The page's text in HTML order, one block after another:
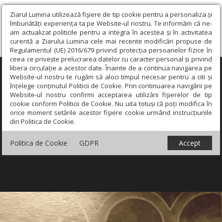
Ziarul Lumina utilizează fişiere de tip cookie pentru a personaliza și
îmbunătăți experiența ta pe Website-ul nostru. Te informăm că ne-
am actualizat politicile pentru a integra în acestea și în activitatea
curentă a Ziarului Lumina cele mai recente modificări propuse de
Regulamentul (UE) 2016/679 privind protecția persoanelor fizice în
ceea ce privește prelucrarea datelor cu caracter personal și privind
libera circulație a acestor date. Înainte de a continua navigarea pe
Website-ul nostru te rugăm să aloci timpul necesar pentru a citi și
înțelege conținutul Politicii de Cookie. Prin continuarea navigării pe
Website-ul nostru confirmi acceptarea utilizării fişierelor de tip
cookie conform Politicii de Cookie. Nu uita totuși că poți modifica în
orice moment setările acestor fişiere cookie urmând instrucțiunile
din Politica de Cookie.
Politica de Cookie GDPR Accept
×